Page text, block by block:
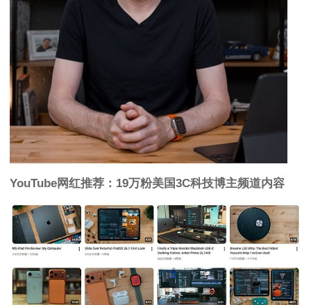
YouTube网红推荐：19万粉美国3C科技博主频道内容